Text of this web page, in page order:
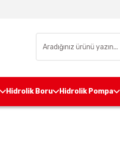
Hidrolik Boru Hidrolik Pompa